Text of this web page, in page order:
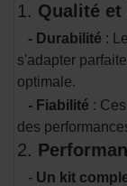
1. Qualité et
- Durabilité :
s'adapter
optimale.
- Fiabilité :
des
2.
- Un kit